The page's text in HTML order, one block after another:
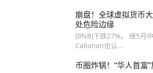
崩盘！全球虚拟货币
处危险边缘
(BNB)下跌27%。 继5月
Callahan也认...
币圈炸锅！“华人首富